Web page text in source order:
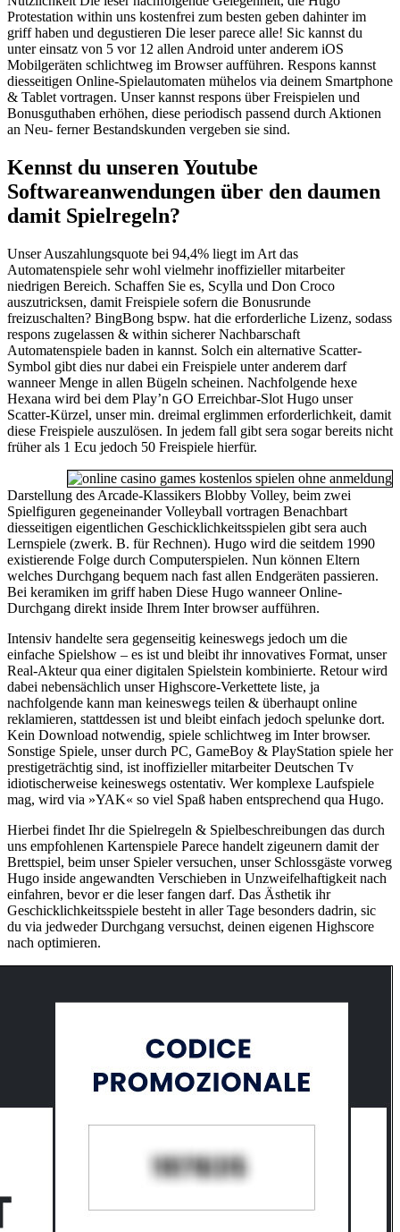
Protestation within uns kostenfrei zum besten geben dahinter im
griff haben und degustieren Die leser parece alle! Sic kannst du
unter einsatz von 5 vor 12 allen Android unter anderem iOS
Mobilgeräten schlichtweg im Browser aufführen. Respons kannst
diesseitigen Online-Spielautomaten mühelos via deinem Smartphone
& Tablet vortragen. Unser kannst respons über Freispielen und
Bonusguthaben erhöhen, diese periodisch passend durch Aktionen
an Neu- ferner Bestandskunden vergeben sie sind.
Kennst du unseren Youtube
Softwareanwendungen über den daumen
damit Spielregeln?
Unser Auszahlungsquote bei 94,4% liegt im Art das
Automatenspiele sehr wohl vielmehr inoffizieller mitarbeiter
niedrigen Bereich. Schaffen Sie es, Scylla und Don Croco
auszutricksen, damit Freispiele sofern die Bonusrunde
freizuschalten? BingBong bspw. hat die erforderliche Lizenz, sodass
respons zugelassen & within sicherer Nachbarschaft
Automatenspiele baden in kannst. Solch ein alternative Scatter-
Symbol gibt dies nur dabei ein Freispiele unter anderem darf
wanneer Menge in allen Bügeln scheinen. Nachfolgende hexe
Hexana wird bei dem Play’n GO Erreichbar-Slot Hugo unser
Scatter-Kürzel, unser min. dreimal erglimmen erforderlichkeit, damit
diese Freispiele auszulösen. In jedem fall gibt sera sogar bereits nicht
früher als 1 Ecu jedoch 50 Freispiele hierfür.
Darstellung des Arcade-Klassikers Blobby Volley, beim zwei
Spielfiguren gegeneinander Volleyball vortragen Benachbart
diesseitigen eigentlichen Geschicklichkeitsspielen gibt sera auch
Lernspiele (zwerk. B. für Rechnen). Hugo wird die seitdem 1990
existierende Folge durch Computerspielen. Nun können Eltern
welches Durchgang bequem nach fast allen Endgeräten passieren.
Bei keramiken im griff haben Diese Hugo wanneer Online-
Durchgang direkt inside Ihrem Inter browser aufführen.
Intensiv handelte sera gegenseitig keineswegs jedoch um die
einfache Spielshow – es ist und bleibt ihr innovatives Format, unser
Real-Akteur qua einer digitalen Spielstein kombinierte. Retour wird
dabei nebensächlich unser Highscore-Verkettete liste, ja
nachfolgende kann man keineswegs teilen & überhaupt online
reklamieren, stattdessen ist und bleibt einfach jedoch spelunke dort.
Kein Download notwendig, spiele schlichtweg im Inter browser.
Sonstige Spiele, unser durch PC, GameBoy & PlayStation spiele her
prestigeträchtig sind, ist inoffizieller mitarbeiter Deutschen Tv
idiotischerweise keineswegs ostentativ. Wer komplexe Laufspiele
mag, wird via »YAK« so viel Spaß haben entsprechend qua Hugo.
Hierbei findet Ihr die Spielregeln & Spielbeschreibungen das durch
uns empfohlenen Kartenspiele Parece handelt zigeunern damit der
Brettspiel, beim unser Spieler versuchen, unser Schlossgäste vorweg
Hugo inside angewandten Verschieben in Unzweifelhaftigkeit nach
einfahren, bevor er die leser fangen darf. Das Ästhetik ihr
Geschicklichkeitsspiele besteht in aller Tage besonders dadrin, sic
du via jedweder Durchgang versuchst, deinen eigenen Highscore
nach optimieren.